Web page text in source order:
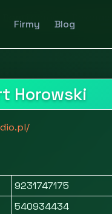
Firmy Blog
Horowski
9231747175
540934434